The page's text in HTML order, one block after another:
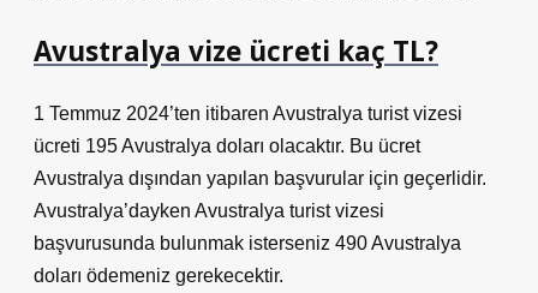
Avustralya vize ücreti kaç TL?
1 Temmuz 2024’ten itibaren Avustralya turist vizesi
ücreti 195 Avustralya doları olacaktır. Bu ücret
Avustralya dışından yapılan başvurular için geçerlidir.
Avustralya’dayken Avustralya turist vizesi
başvurusunda bulunmak isterseniz 490 Avustralya
doları ödemeniz gerekecektir.